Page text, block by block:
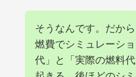
そうなんです。だか
燃費でシミュレーシ
代」と「実際の燃料